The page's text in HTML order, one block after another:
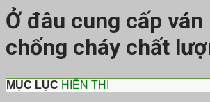
Ở đâu cung cấp ván
chống cháy chất
MỤC LỤC HIỂN THỊ